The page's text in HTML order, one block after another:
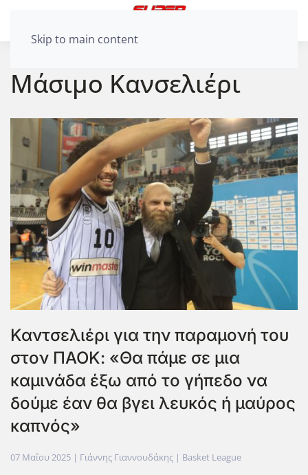
Skip to main content
Μάσιμο Κανσελιέρι
Καντσελιέρι για την παραμονή του
στον ΠΑΟΚ: «Θα πάμε σε μια
καμινάδα έξω από το γήπεδο να
δούμε έαν θα βγει λευκός ή μαύρος
καπνός»
07 Μαΐου 2025 | Γιάννης Γιαννουδάκης | Basket League